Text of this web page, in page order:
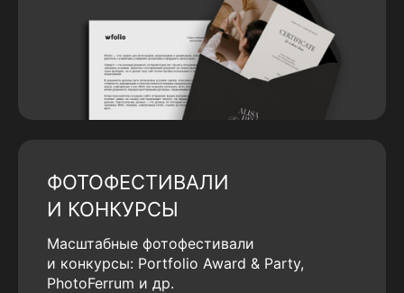
ФОТОФЕСТИВАЛИ
И КОНКУРСЫ
Масштабные фотофестивали
и конкурсы: Portfolio Award & Party,
PhotoFerrum и др.